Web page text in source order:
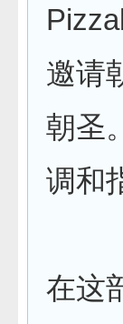
邀请
朝圣
调和
在这